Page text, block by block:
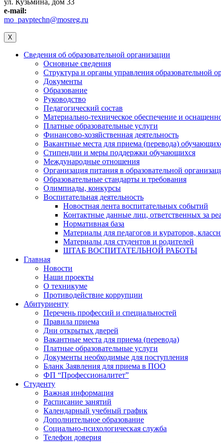
e-mail:
mo_pavptechn@mosreg.ru
X
Сведения об образовательной организации
Основные сведения
Структура и органы управления образовательной
Документы
Образование
Руководство
Педагогический состав
Материально-техническое обеспечение и
Платные образовательные услуги
Финансово-хозяйственная деятельность
Вакантные места для приема (перевода)
Стипендии и меры поддержки обучающихся
Международные отношения
Организация питания в образовательной
Образовательные стандарты и требования
Олимпиады, конкурсы
Воспитательная деятельность
Новостная лента воспитательных событий
Контактные данные лиц, ответственных за
Нормативная база
Материалы для педагогов и кураторов,
Материалы для студентов и родителей
ШТАБ ВОСПИТАТЕЛЬНОЙ РАБОТЫ
Главная
Новости
Наши проекты
О техникуме
Противодействие коррупции
Абитуриенту
Перечень профессий и специальностей
Правила приема
Дни открытых дверей
Вакантные места для приема (перевода)
Платные образовательные услуги
Документы необходимые для поступления
Бланк Заявления для приема в ПОО
ФП “Профессионалитет”
Студенту
Важная информация
Расписание занятий
Календарный учебный график
Дополнительное образование
Социально-психологическая служба
Телефон доверия